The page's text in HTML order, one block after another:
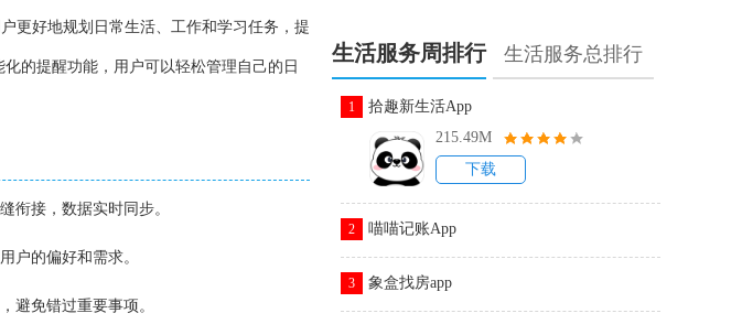
更好地规划日常生活、工作和学习任务，提
的提醒功能，用户可以轻松管理自己的日
衔接，数据实时同步。
户的偏好和需求。
避免错过重要事项。
生活服务周排行 生活服务总排行
1
拾趣新生活App
215.49M
下载
2 喵喵记账App
3 象盒找房app